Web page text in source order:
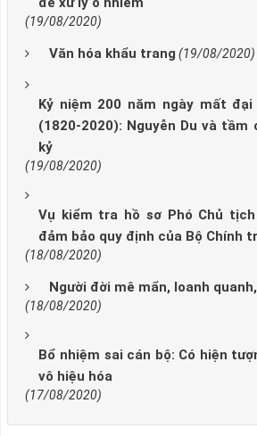
(19/08/2020)
Văn hóa khẩu trang (19/08/2020)
Kỷ niệm 200 năm ngày mất
(1820-2020): Nguyễn Du và tầm
kỷ
(19/08/2020)
Vụ kiểm tra hồ sơ Phó Chủ
đảm bảo quy định của Bộ Chính
(18/08/2020)
Người đời mê mẩn, loanh
(18/08/2020)
Bổ nhiệm sai cán bộ: Có hiện
vô hiệu hóa
(17/08/2020)